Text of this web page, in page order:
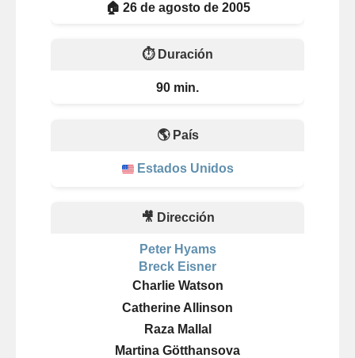
🏠 26 de agosto de 2005
⏱️ Duración
90 min.
🌎 País
Estados Unidos
🎥 Dirección
Peter Hyams
Breck Eisner
Charlie Watson
Catherine Allinson
Raza Mallal
Martina Götthansova